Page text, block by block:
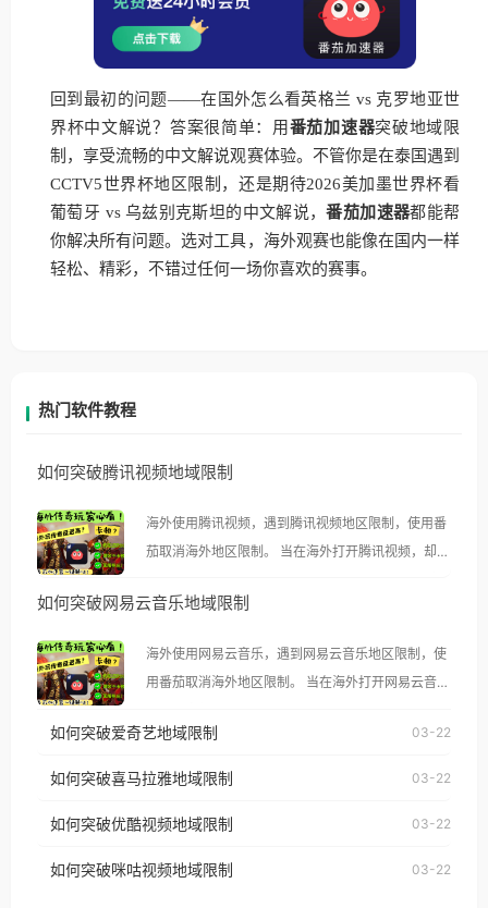
回到最初的问题——在国外怎么看英格兰 vs 克罗地亚世
界杯中文解说？答案很简单：用番茄加速器突破地域限
制，享受流畅的中文解说观赛体验。不管你是在泰国遇到
CCTV5世界杯地区限制，还是期待2026美加墨世界杯看
葡萄牙 vs 乌兹别克斯坦的中文解说，番茄加速器都能帮
你解决所有问题。选对工具，海外观赛也能像在国内一样
轻松、精彩，不错过任何一场你喜欢的赛事。
热门软件教程
如何突破腾讯视频地域限制
海外使用腾讯视频，遇到腾讯视频地区限制，使用番
茄取消海外地区限制。 当在海外打开腾讯视频，却突
示语。 海外用户如香港、澳门、台湾、美国、加拿
像其他音乐平台一样，出现地区及版权限制问题，且
仅能在中国大陆地区播放。 遇到这个问题的朋友们，
使用番茄回国加速器，即可解决「海外用户收听腾讯
台湾、美国、加拿大、澳大利亚、欧洲等国家和地区
权限制所困扰。
如何突破网易云音乐地域限制
海外使用网易云音乐，遇到网易云音乐地区限制，使
用番茄取消海外地区限制。 当在海外打开网易云音
播放”的提示语。 海外用户如香港、澳门、台湾、美
国、加拿大、澳大利亚、欧洲等国家和地区时，网易
制问题，且仅能在中国大陆地区播放。 遇到这个问题
户收听网易云音乐地区版权限制」的问题，无论人在
如何突破爱奇艺地域限制 03-22
如何突破喜马拉雅地域限制 03-22
如何突破优酷视频地域限制 03-22
如何突破咪咕视频地域限制 03-22